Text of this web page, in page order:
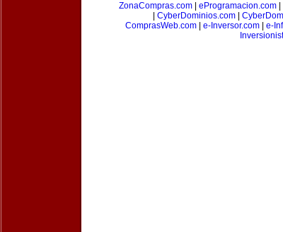
ZonaCompras.com
eProgramacion.com
CyberDominios.com|
ComprasWeb.com
e-Inversor.com e-